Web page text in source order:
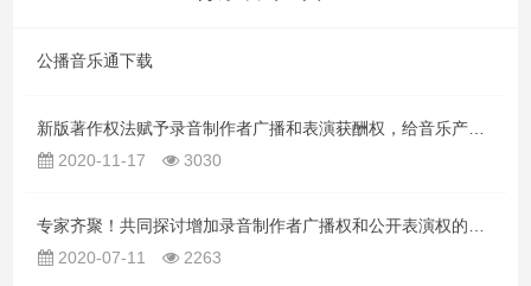
公播音乐通下载
2020-11-17
3030
2020-07-11
2263